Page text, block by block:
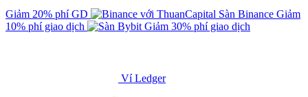
Giảm 20% phí GD
Sàn Binance Giảm
10% phí giao dịch
Giảm 30% phí giao dịch
Ví Ledger